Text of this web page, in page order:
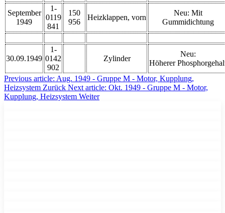
September
1949
1-
0119
841
150
956
Heizklappen, vorn
Neu: Mit
Gummidichtung
30.09.1949
1-
0142
902
Zylinder
Neu:
Höherer
Previous article: Aug. 1949 - Gruppe M - Motor, Kupplung,
Heizsystem Zurück Next article: Okt. 1949 - Gruppe M - Motor,
Kupplung, Heizsystem Weiter